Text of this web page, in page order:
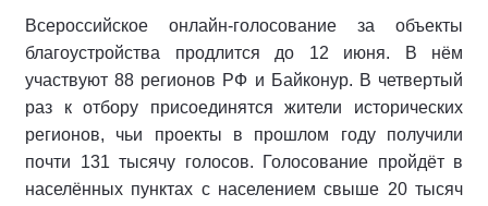
Всероссийское онлайн-голосование за объекты
благоустройства продлится до 12 июня. В нём
участвуют 88 регионов РФ и Байконур. В четвертый
раз к отбору присоединятся жители исторических
регионов, чьи проекты в прошлом году получили
почти 131 тысячу голосов. Голосование пройдёт в
населённых пунктах с населением свыше 20 тысяч